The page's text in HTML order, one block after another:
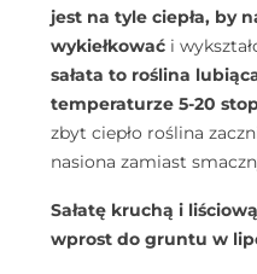
jest na tyle ciepła, by
wykiełkować i
sałata to roślina
temperaturze 5-20
zbyt ciepło roślina
nasiona zamiast
Sałatę kruchą i
wprost do gruntu w